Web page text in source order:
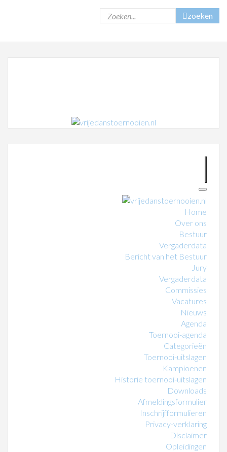
zoeken
Home
Over ons
Bestuur
Vergaderdata
Bericht van het Bestuur
Jury
Vergaderdata
Commissies
Vacatures
Nieuws
Agenda
Toernooi-agenda
Categorieën
Toernooi-uitslagen
Kampioenen
Historie toernooi-uitslagen
Downloads
Afmeldingsformulier
Inschrijfformulieren
Privacy-verklaring
Disclaimer
Opleidingen